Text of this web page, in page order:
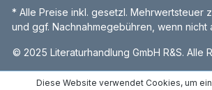
* Alle Preise inkl. gesetzl. Mehrwertsteuer
und ggf. Nachnahmegebühren, wenn nicht
© 2025 Literaturhandlung GmbH R&S. Alle
Diese Website verwendet Cookies, um